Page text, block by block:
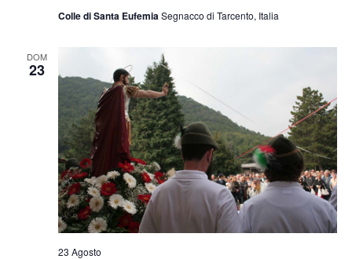
Colle di Santa EufemiaSegnacco di Tarcento, Italia
DOM
23
23 Agosto